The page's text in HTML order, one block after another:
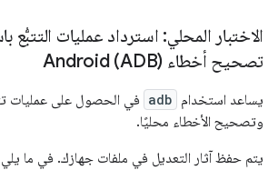
الاختبار المحلي: استرداد عمليات التتبُّع
تصحيح أخطاء Android (ADB)
يساعد استخدام adb في الحصول على عمليات
وتصحيح الأخطاء محليًا.
يتم حفظ آثار التعديل في ملفات جهازك. في ما